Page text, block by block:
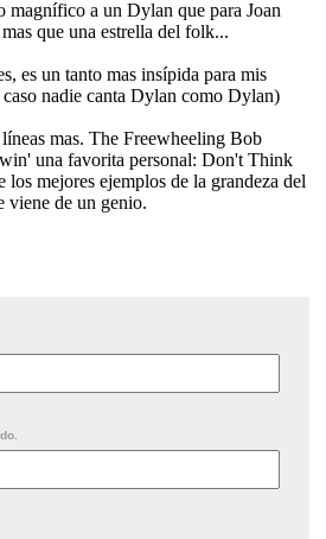
magnífico a un Dylan que para Joan
que una estrella del folk...
es un tanto mas insípida para mis
nadie canta Dylan como Dylan)
mas. The Freewheeling Bob
una favorita personal: Don't Think
mejores ejemplos de la grandeza del
viene de un genio.